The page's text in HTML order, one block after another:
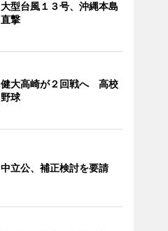
大型台風１３号、沖縄本島
直撃
健大高崎が２回戦へ 高校
野球
中立公、補正検討を要請